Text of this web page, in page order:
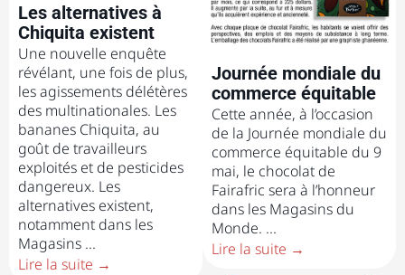
Les alternatives à
Chiquita existent
Une nouvelle enquête
révélant, une fois de plus,
les agissements délétères
des multinationales. Les
bananes Chiquita, au
goût de travailleurs
exploités et de pesticides
dangereux. Les
alternatives existent,
notamment dans les
Magasins ...
Lire la suite →
Journée mondiale du
commerce équitable
Cette année, à l’occasion
de la Journée mondiale du
commerce équitable du 9
mai, le chocolat de
Fairafric sera à l’honneur
dans les Magasins du
Monde. ...
Lire la suite →